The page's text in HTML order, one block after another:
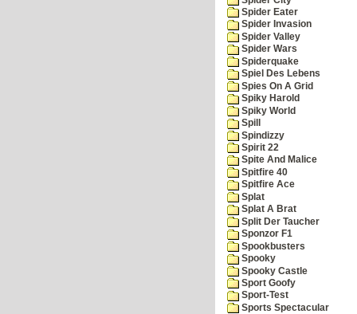
Spider Eater
Spider Invasion
Spider Valley
Spider Wars
Spiderquake
Spiel Des Lebens
Spies On A Grid
Spiky Harold
Spiky World
Spill
Spindizzy
Spirit 22
Spite And Malice
Spitfire 40
Spitfire Ace
Splat
Splat A Brat
Split Der Taucher
Sponzor F1
Spookbusters
Spooky
Spooky Castle
Sport Goofy
Sport-Test
Sports Spectacular